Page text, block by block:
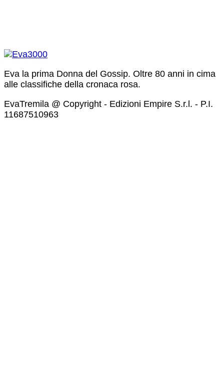
Eva la prima Donna del Gossip. Oltre 80 anni in cima
alle classifiche della cronaca rosa.
EvaTremila @ Copyright - Edizioni Empire S.r.l. - P.I.
11687510963​